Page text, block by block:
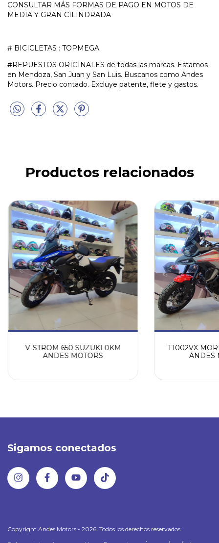
CONSULTAR MÁS FORMAS DE PAGO EN MOTOS DE
MEDIA Y GRAN CILINDRADA
# BICICLETAS : TOPMEGA.
#REPUESTOS ORIGINALES de todas las marcas. Estamos
en Mendoza, San Juan y San Luis. Buscanos como Andes
Motors. Precio contado. Excluye patente, flete y gastos.
Productos relacionados
V-STROM 650 SUZUKI 0KM
ANDES MOTORS
T1002VX
ANDES
Sigamos conectados
Copyright Andes Motors - 2026. Todos los derechos reservados.